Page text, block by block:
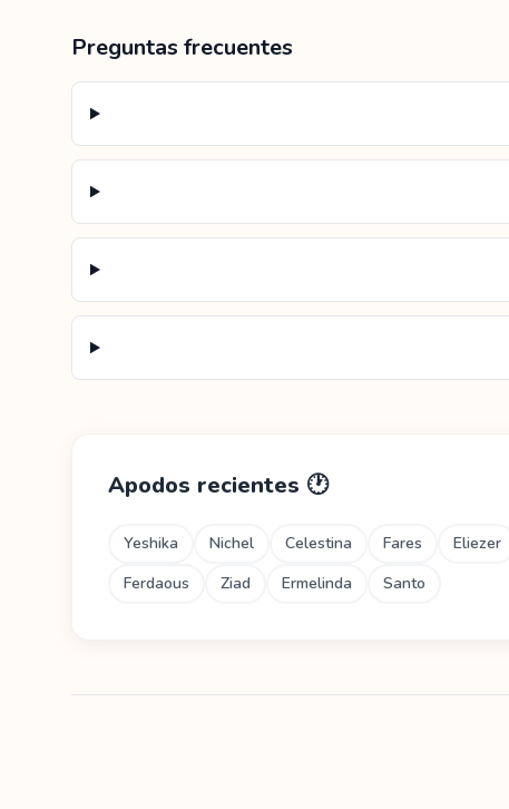
Preguntas frecuentes
Apodos recientes 🕐
Yeshika Nichel Celestina Fares Eliezer
Ferdaous
Ziad Ermelinda Santo